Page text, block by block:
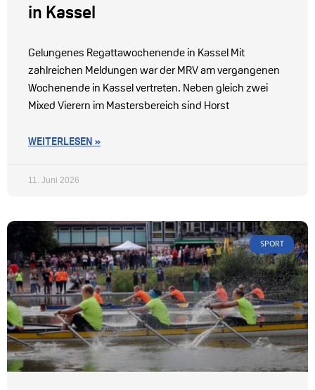
in Kassel
Gelungenes Regattawochenende in Kassel Mit
zahlreichen Meldungen war der MRV am vergangenen
Wochenende in Kassel vertreten. Neben gleich zwei
Mixed Vierern im Mastersbereich sind Horst
WEITERLESEN »
11. Juni 2026
SPORT